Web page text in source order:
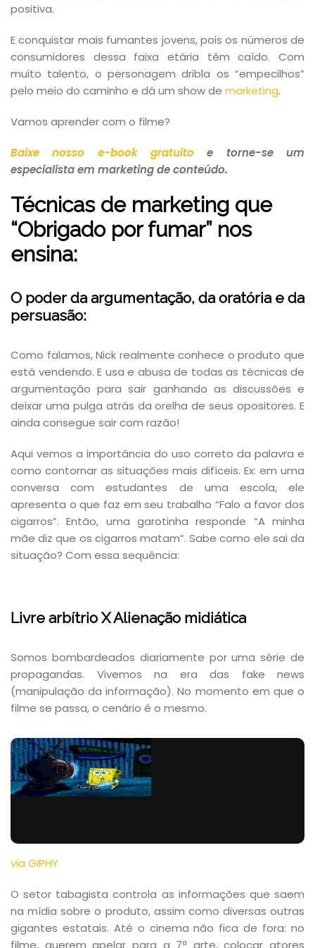
positiva.
E conquistar mais fumantes jovens, pois os números de
consumidores dessa faixa etária têm caído. Com
muito talento, o personagem dribla os “empecilhos”
pelo meio do caminho e dá um show de marketing.
Vamos aprender com o filme?
Baixe nosso e-book gratuito e torne-se um
especialista em marketing de conteúdo.
Técnicas de marketing que
“Obrigado por fumar” nos
ensina:
O poder da argumentação, da oratória e da
persuasão:
Como falamos, Nick realmente conhece o produto que
está vendendo. E usa e abusa de todas as técnicas de
argumentação para sair ganhando as discussões e
deixar uma pulga atrás da orelha de seus opositores. E
ainda consegue sair com razão!
Aqui vemos a importância do uso correto da palavra e
como contornar as situações mais difíceis. Ex: em uma
conversa com estudantes de uma escola, ele
apresenta o que faz em seu trabalho “Falo a favor dos
cigarros”. Então, uma garotinha responde “A minha
mãe diz que os cigarros matam”. Sabe como ele sai da
situação? Com essa sequência:
Livre arbítrio X Alienação midiática
Somos bombardeados diariamente por uma série de
propagandas. Vivemos na era das fake news
(manipulação da informação). No momento em que o
filme se passa, o cenário é o mesmo.
via GIPHY
O setor tabagista controla as informações que saem
na mídia sobre o produto, assim como diversas outras
gigantes estatais. Até o cinema não fica de fora: no
filme, querem apelar para a 7ª arte, colocar atores